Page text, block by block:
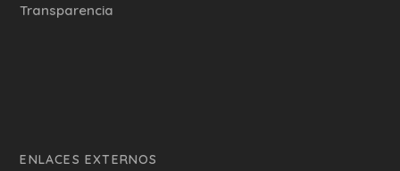
Transparencia
ENLACES EXTERNOS